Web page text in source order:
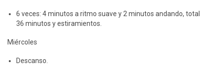
6 veces: 4 minutos a ritmo suave y 2 minutos andando, total
36 minutos y estiramientos.
Miércoles
Descanso.